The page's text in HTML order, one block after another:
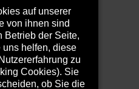
auf unserer
von ihnen sind
Betrieb der Seite,
helfen, diese
zu
Cookies). Sie
ob Sie die